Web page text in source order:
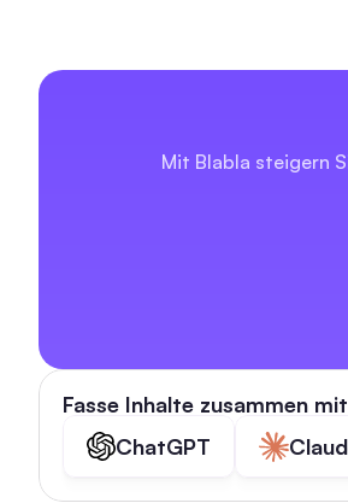
Fasse Inhalte zusammen mit
ChatGPT
Mit Blabla steigern